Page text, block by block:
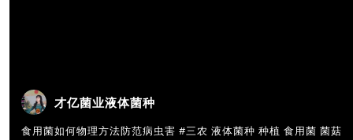
才亿菌业液体菌种
食用菌如何物理方法防范病虫害 #三农 液体菌种 种植 食用菌 菌菇